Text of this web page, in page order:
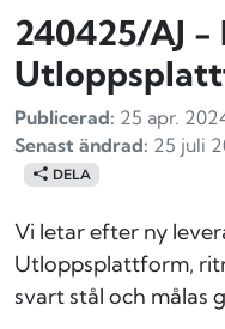
240425/AJ -
Publicerad: 25 apr.
Senast ändrad: 25 juli
DELA
Vi letar efter ny
Utloppsplattform,
svart stål och